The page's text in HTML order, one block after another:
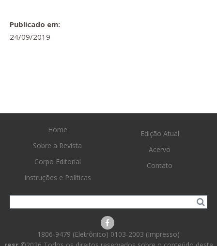
Publicado em:
24/09/2019
Home
Sobre a Revista
Corpo Editorial
Instruções e Políticas
Edição Atual
Acervo
Contato
1806-9479 (Eletrônico) 0103-2003 (Impresso)